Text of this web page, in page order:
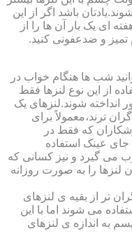
باشد اگر از این
ای یک بار آن ها را از
و ضدعفونی کنید.
شب ها هنگام خواب در
از این نوع لنزها فقط
شوند.لنزهای یک
ترند،معمولاً برای
که فقط در
عینک استفاده
می گیرد و نیز کسانی که
را به صورت روزانه
تر از بقیه ی لنزهای
می شوند اما با این
به اندازه ی لنزهای